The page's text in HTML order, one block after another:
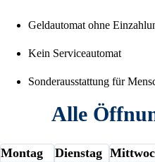
Geldautomat ohne
Kein Serviceautomat
Sonderausstattung für
Alle
Montag Dienstag